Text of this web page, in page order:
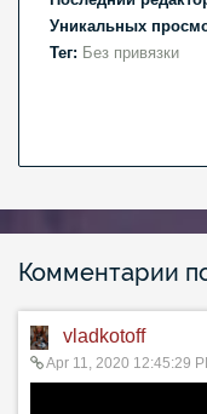
Уникальных
Тег: Без привязки
Комментарии
vladkotoff
Apr 11, 2020 12:45:29